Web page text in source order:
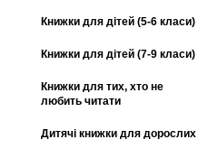
Книжки для дітей (5-6 класи)
Книжки для дітей (7-9 класи)
Книжки для тих, хто не
любить читати
Дитячі книжки для дорослих